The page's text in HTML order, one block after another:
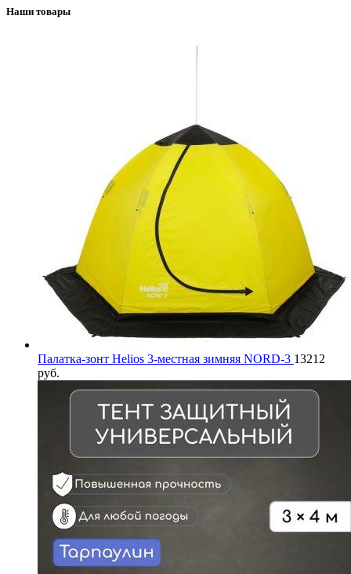
Наши товары
Палатка-зонт Helios 3-местная зимняя NORD-3 13212
руб.